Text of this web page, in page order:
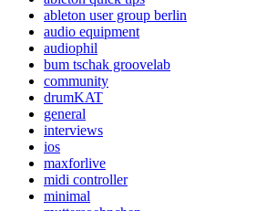
ableton user group berlin
audio equipment
audiophil
bum tschak groovelab
community
drumKAT
general
interviews
ios
maxforlive
midi controller
minimal